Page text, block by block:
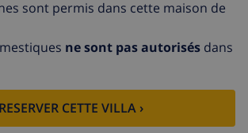
linge, coffre-fort, fer à repasser.
WIFI, gratuit). Veuillez noter:
CV-VUT0441851A // Reg. Nr.:
Maison jumelée confortable "Bella
sont permis dans cette maison de
ne sont pas autorisés dans
RESERVER CETTE VILLA ›